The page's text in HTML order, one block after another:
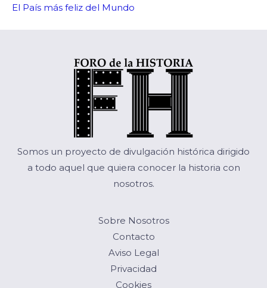
El País más feliz del Mundo
Somos un proyecto de divulgación histórica dirigido
a todo aquel que quiera conocer la historia con
nosotros.
Sobre Nosotros
Contacto
Aviso Legal
Privacidad
Cookies